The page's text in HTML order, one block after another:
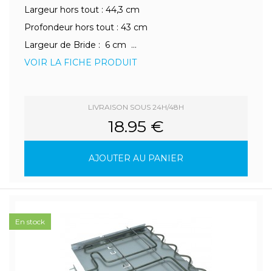
Largeur hors tout : 44,3 cm
Profondeur hors tout : 43 cm
Largeur de Bride : 6 cm ...
VOIR LA FICHE PRODUIT
LIVRAISON SOUS 24H/48H
18.95 €
AJOUTER AU PANIER
En stock